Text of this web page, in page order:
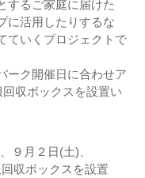
するご家庭に届けた
に活用したりするな
ていくプロジェクトで
ーク開催日に合わせア
収ボックスを設置い
９月２日(土)、
収ボックスを設置